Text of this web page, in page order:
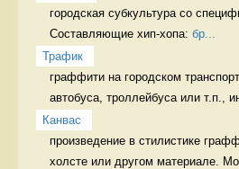
городская субкультура со
Составляющие хип-хопа: бр...
Трафик
граффити на городском
автобуса, троллейбуса или т.п.,
Канвас
произведение в стилистике
холсте или другом материале.